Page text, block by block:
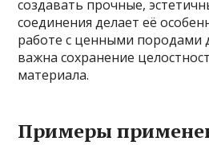
создавать прочные,
соединения делает её
работе с ценными породами
важна сохранение
материала.
Примеры